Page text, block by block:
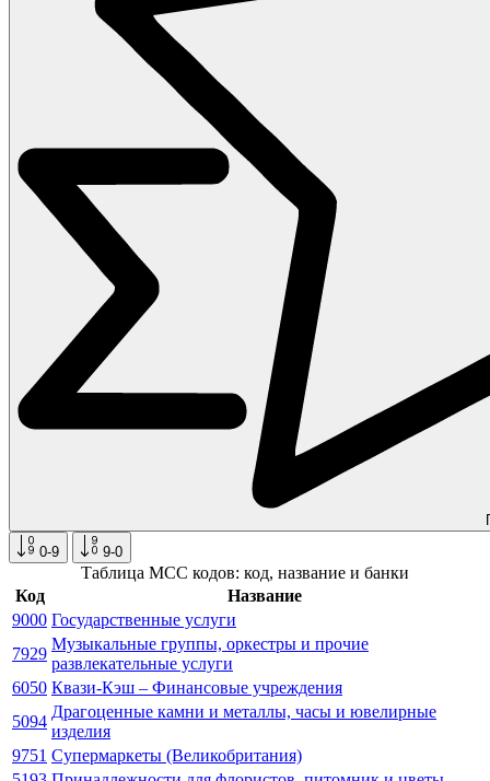
0-9
9-0
Таблица MCC кодов: код, название и банки
Код
Название
9000 Государственные услуги
7929
Музыкальные группы, оркестры и прочие
развлекательные услуги
6050 Квази-Кэш – Финансовые учреждения
5094
Драгоценные камни и металлы, часы и ювелирные
изделия
9751 Супермаркеты (Великобритания)